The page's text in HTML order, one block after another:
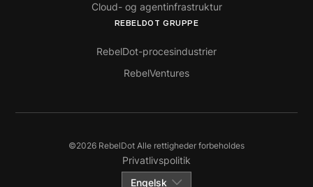
Cloud- og agentinfrastruktur
REBELDOT GRUPPE
RebelDot-procesindustrier
RebelVentures
©2026 RebelDot Alle rettigheder forbeholdes
Privatlivspolitik
Engelsk